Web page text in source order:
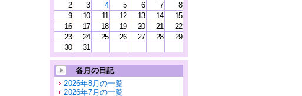
2
3 4 5 6 7
8
9
10 11 12 13 14
15
16
17 18 19 20 21
22
23
24 25 26 27 28
29
30
31
各月の日記
2026年8月の一覧
2026年7月の一覧